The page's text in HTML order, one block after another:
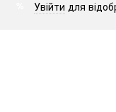
Увійти для